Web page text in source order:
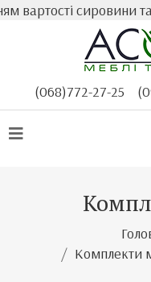
сировини та
(068)772-27-25
Комплекти